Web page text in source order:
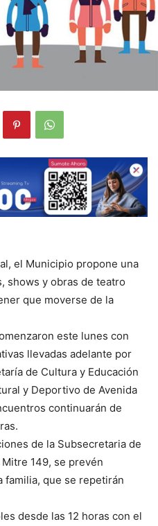
el Municipio propone una
shows y obras de teatro
que moverse de la
este lunes con
llevadas adelante por
de Cultura y Educación
y Deportivo de Avenida
continuarán de
de la Subsecretaria de
149, se prevén
familia, que se repetirán
desde las 12 horas con el